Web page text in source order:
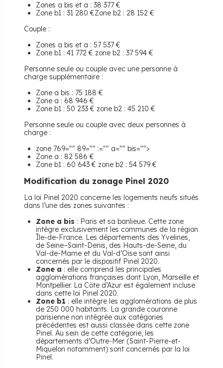
Zones a bis et a : 38 377 €
Zone b1 : 31 280 €Zone b2 : 28 152 €
Couple :
Zones a bis et a : 57 537 €
Zone b1 : 41 772 € zone b2 : 37 594 €
Personne seule ou couple avec une personne à
charge supplémentaire :
Zone a bis : 75 188 €
Zone a : 68 946 €
Zone b1 : 50 233 € zone b2 : 45 210 €
Personne seule ou couple avec deux personnes à
charge :
zone 769="" 89="" :="" a="" bis="">
Zone a : 82 586 €
Zone b1 : 60 643 € zone b2 : 54 579 €
Modification du zonage Pinel 2020
La loi Pinel 2020 concerne les logements neufs situés
dans l’une des zones suivantes :
Zone a bis : Paris et sa banlieue. Cette zone
intègre exclusivement les communes de la région
Île-de-France. Les départements des Yvelines,
de Seine–Saint-Denis, des Hauts-de-Seine, du
Val-de-Marne et du Val-d’Oise sont ainsi
concernés par le dispositif Pinel 2020.
Zone a : elle comprend les principales
agglomérations françaises dont Lyon, Marseille et
Montpellier. La Côte d’Azur est également incluse
dans cette loi Pinel 2020.
Zone b1 : elle intègre les agglomérations de plus
de 250 000 habitants. La grande couronne
parisienne non intégrée aux catégories
précédentes est aussi classée dans cette zone
Pinel. Au sein de cette catégorie, les
départements d’Outre-Mer (Saint-Pierre-et-
Miquelon notamment) sont concernés par la loi
Pinel.